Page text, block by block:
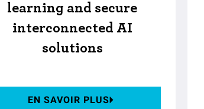
learning and secure
interconnected AI
solutions
EN SAVOIR PLUS